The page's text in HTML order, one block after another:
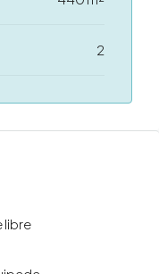
2
libre